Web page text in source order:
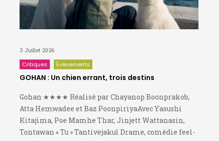
3 Juillet 2026
Critiques Événements
GOHAN : Un chien errant, trois destins
Gohan ★★★★ Réalisé par Chayanop Boonprakob,
Atta Hemwadee et Baz PoonpiriyaAvec Yasushi
Kitajima, Poe Mamhe Thar, Jinjett Wattanasin,
Tontawan « Tu » Tantivejakul Drame, comédie feel-